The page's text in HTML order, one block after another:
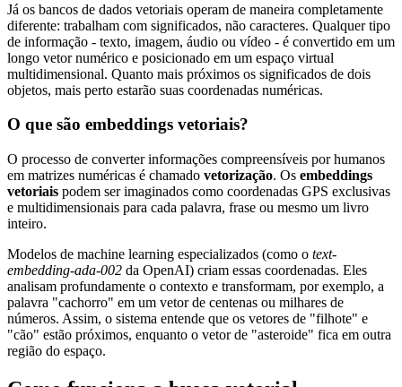
Já os bancos de dados vetoriais operam de maneira completamente
diferente: trabalham com significados, não caracteres. Qualquer tipo
de informação - texto, imagem, áudio ou vídeo - é convertido em um
longo vetor numérico e posicionado em um espaço virtual
multidimensional. Quanto mais próximos os significados de dois
objetos, mais perto estarão suas coordenadas numéricas.
O que são embeddings vetoriais?
O processo de converter informações compreensíveis por humanos
em matrizes numéricas é chamado vetorização. Os embeddings
vetoriais podem ser imaginados como coordenadas GPS exclusivas
e multidimensionais para cada palavra, frase ou mesmo um livro
inteiro.
Modelos de machine learning especializados (como o text-
embedding-ada-002 da OpenAI) criam essas coordenadas. Eles
analisam profundamente o contexto e transformam, por exemplo, a
palavra "cachorro" em um vetor de centenas ou milhares de
números. Assim, o sistema entende que os vetores de "filhote" e
"cão" estão próximos, enquanto o vetor de "asteroide" fica em outra
região do espaço.